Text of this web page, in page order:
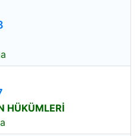
HÜKÜMLERİ